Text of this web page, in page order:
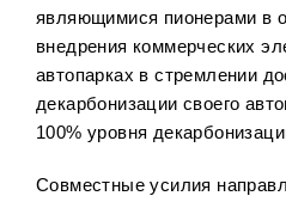
являющимися пионерами в
внедрения коммерческих
автопарках в стремлении
декарбонизации своего
100% уровня
Совместные усилия